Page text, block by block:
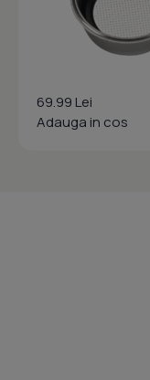
69.99 Lei
Adauga in cos